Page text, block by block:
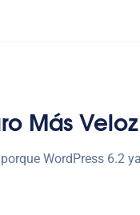
Más
WordPress 6.2